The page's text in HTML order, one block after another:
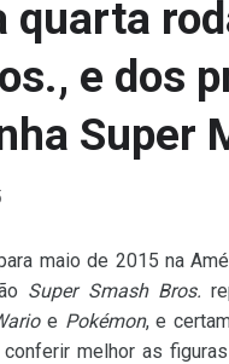
quarta
e dos
Super
maio de 2015 na
Super Smash Bros.
e Pokémon, e
melhor as figuras